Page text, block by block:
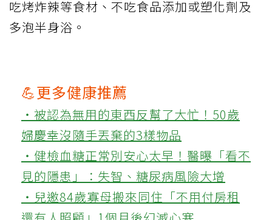
吃烤炸辣等食材、不吃食品添加或塑化劑及
多泡半身浴。
💪更多健康推薦
‧被認為無用的東西反幫了大忙！50歲
婦慶幸沒隨手丟棄的3樣物品
‧健檢血糖正常別安心太早！醫曝「看不
見的隱患」：失智、糖尿病風險大增
‧兒邀84歲寡母搬來同住「不用付房租